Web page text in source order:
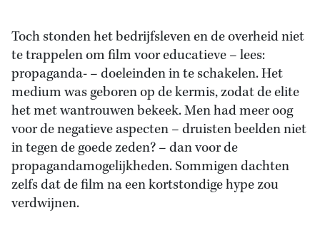
Toch stonden het bedrijfsleven en de overheid niet
te trappelen om film voor educatieve – lees:
propaganda- – doeleinden in te schakelen. Het
medium was geboren op de kermis, zodat de elite
het met wantrouwen bekeek. Men had meer oog
voor de negatieve aspecten – druisten beelden niet
in tegen de goede zeden? – dan voor de
propagandamogelijkheden. Sommigen dachten
zelfs dat de film na een kortstondige hype zou
verdwijnen.